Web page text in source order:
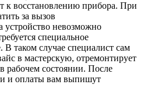
к восстановлению прибора. При
за вызов
устройство невозможно
специальное
В таком случае специалист сам
в мастерскую, отремонтирует
рабочем состоянии. После
и оплаты вам выпишут